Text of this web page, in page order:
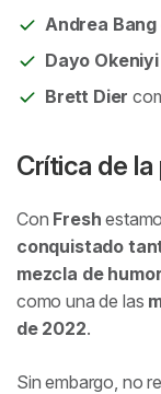
Andrea Bang
Dayo Okeniyi
Brett Dier
Crítica de la
Con Fresh
conquistado
mezcla de
como una de las
de 2022.
Sin embargo, no